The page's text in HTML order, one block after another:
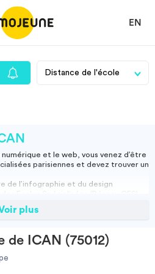
EN
COMPTE
numérique et le web, vous venez d’être
parisiennes et devez trouver un
de l’infographie et du design
game design, web et
dans le paisible 12ème arrondissement
transports en commun,
un
plus
de ICAN (75012)